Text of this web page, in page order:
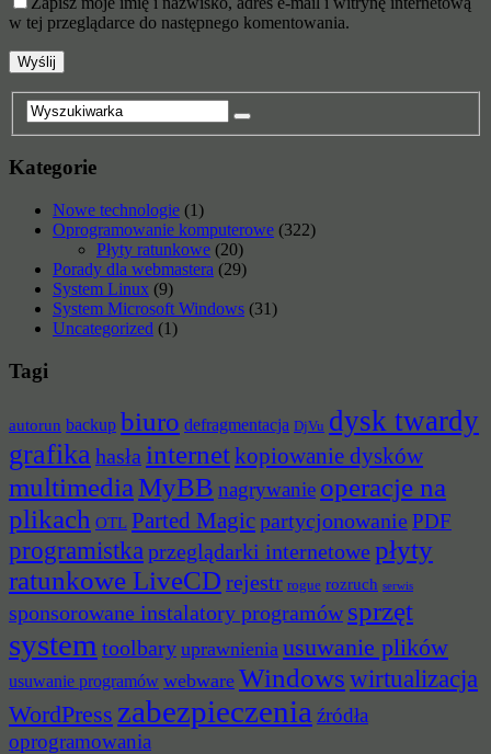
w tej przeglądarce do następnego komentowania.
Kategorie
Nowe technologie (1)
Oprogramowanie komputerowe (322)
Płyty ratunkowe (20)
Porady dla webmastera (29)
System Linux (9)
System Microsoft Windows (31)
Uncategorized (1)
Tagi
autorun backup biuro defragmentacja DjVu dysk twardy
grafika hasła internetkopiowanie dysków
multimediaMyBB nagrywanie operacje na
plikach OTL Parted Magicpartycjonowanie PDF
programistka przeglądarki internetowe płyty
ratunkowe LiveCD rejestr rogue rozruch serwis
sponsorowane instalatory programów sprzęt
system toolbary uprawnienia usuwanie plików
usuwanie programów webware Windowswirtualizacja
WordPress zabezpieczenia źródła
oprogramowania